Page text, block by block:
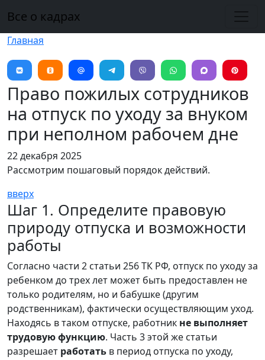
Все о кадрах
Главная
Право пожилых сотрудников
на отпуск по уходу за внуком
при неполном рабочем дне
22 декабря 2025
Рассмотрим пошаговый порядок действий.
вверх
Шаг 1. Определите правовую
природу отпуска и возможности
работы
Согласно части 2 статьи 256 ТК РФ, отпуск по уходу за
ребенком до трех лет может быть предоставлен не
только родителям, но и бабушке (другим
родственникам), фактически осуществляющим уход.
Находясь в таком отпуске, работник не выполняет
трудовую функцию. Часть 3 этой же статьи
разрешает работать в период отпуска по уходу,